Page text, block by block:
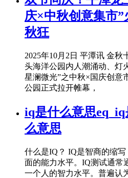
庆×中秋创意集市
秋狂
2025年10月2日 平潭讯 金
头海洋公园内人潮涌动、灯
星澜微光”之中秋×国庆创意
公园正式拉开帷幕，
iq是什么意思
么意思
什么是IQ？ IQ是智商的缩
面的能力水平。IQ测试通常
一个人的智力水平。普遍认